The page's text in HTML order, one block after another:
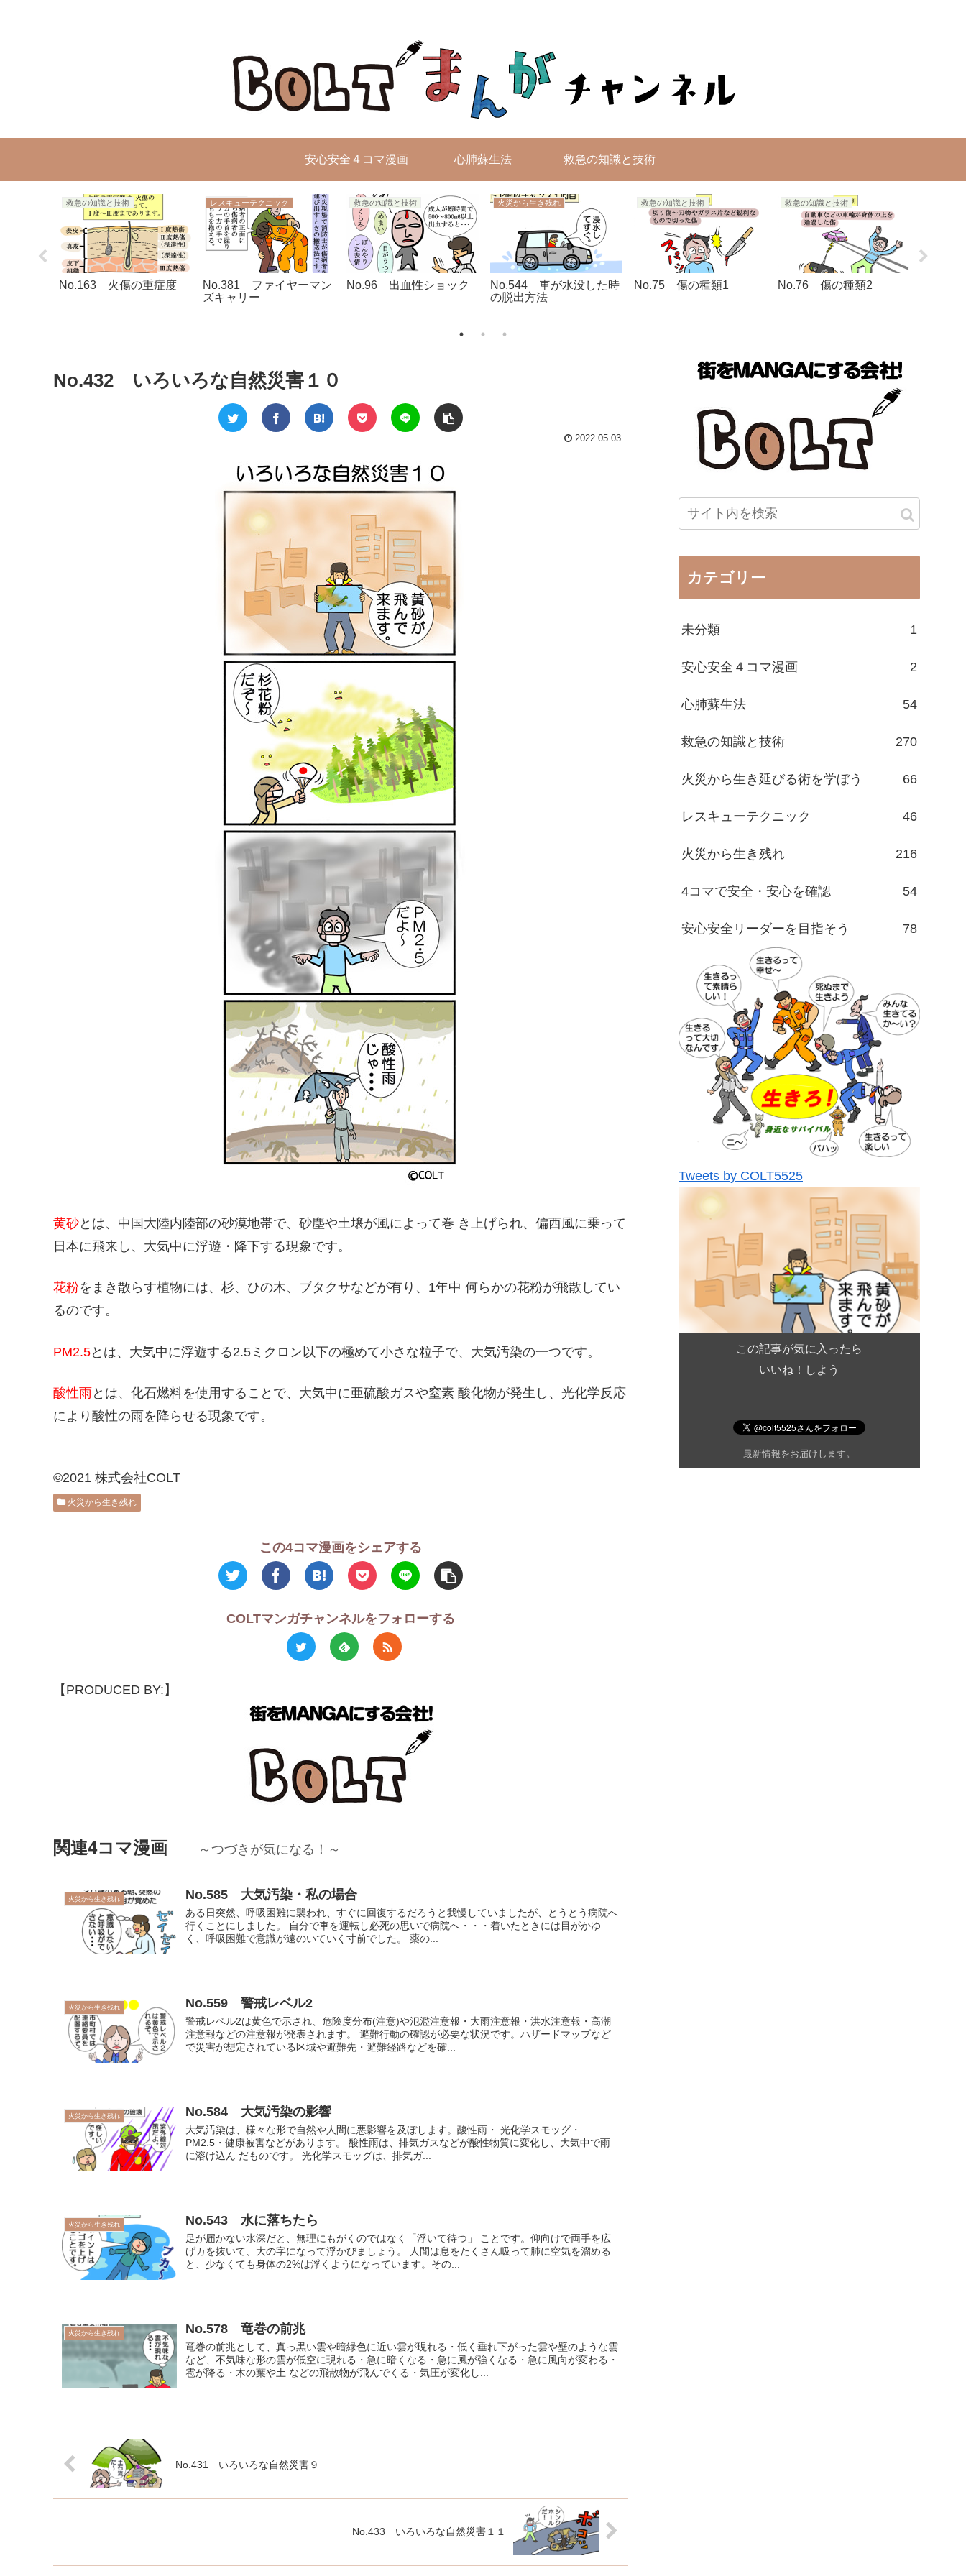
安心安全４コマ漫画 心肺蘇生法 救急の知識と技術
救急の知識と技術
No.163 火傷の重症度
レスキューテクニック
No.381 ファイヤーマン
ズキャリー
救急の知識と技術
No.96 出血性ショック
火災から生き残れ
No.544 車が水没した時
の脱出方法
救急の知識と技術
No.75 傷の種類1
救急の知識と技術
No.76 傷の種類2
No.432 いろいろな自然災害１０
2022.05.03
黄砂とは、中国大陸内陸部の砂漠地帯で、砂塵や土壌が風によって巻 き上げられ、偏西風に乗って
日本に飛来し、大気中に浮遊・降下する現象です。
花粉をまき散らす植物には、杉、ひの木、ブタクサなどが有り、1年中 何らかの花粉が飛散してい
るのです。
PM2.5とは、大気中に浮遊する2.5ミクロン以下の極めて小さな粒子で、大気汚染の一つです。
酸性雨とは、化石燃料を使用することで、大気中に亜硫酸ガスや窒素 酸化物が発生し、光化学反応
により酸性の雨を降らせる現象です。
©2021 株式会社COLT
火災から生き残れ
この4コマ漫画をシェアする
COLTマンガチャンネルをフォローする
【PRODUCED BY:】
関連4コマ漫画 ～つづきが気になる！～
火災から生き残れ No.585 大気汚染・私の場合
ある日突然、呼吸困難に襲われ、すぐに回復するだろうと我慢していましたが、とうとう病院へ
行くことにしました。 自分で車を運転し必死の思いで病院へ・・・着いたときには目がかゆ
く、呼吸困難で意識が遠のいていく寸前でした。 薬の...
火災から生き残れ No.559 警戒レベル2
警戒レベル2は黄色で示され、危険度分布(注意)や氾濫注意報・大雨注意報・洪水注意報・高潮
注意報などの注意報が発表されます。 避難行動の確認が必要な状況です。ハザードマップなど
で災害が想定されている区域や避難先・避難経路などを確...
火災から生き残れ No.584 大気汚染の影響
大気汚染は、様々な形で自然や人間に悪影響を及ぼします。酸性雨・ 光化学スモッグ・
PM2.5・健康被害などがあります。 酸性雨は、排気ガスなどが酸性物質に変化し、大気中で雨
に溶け込ん だものです。 光化学スモッグは、排気ガ...
火災から生き残れ No.543 水に落ちたら
足が届かない水深だと、無理にもがくのではなく「浮いて待つ」 ことです。仰向けで両手を広
げカを抜いて、大の字になって浮かびましょう。 人間は息をたくさん吸って肺に空気を溜める
と、少なくても身体の2%は浮くようになっています。その...
火災から生き残れ No.578 竜巻の前兆
竜巻の前兆として、真っ黒い雲や暗緑色に近い雲が現れる・低く垂れ下がった雲や壁のような雲
など、不気味な形の雲が低空に現れる・急に暗くなる・急に風が強くなる・急に風向が変わる・
雹が降る・木の葉や土 などの飛散物が飛んでくる・気圧が変化し...
No.431 いろいろな自然災害９
No.433 いろいろな自然災害１１
カテゴリー
未分類 1
安心安全４コマ漫画 2
心肺蘇生法 54
救急の知識と技術 270
火災から生き延びる術を学ぼう 66
レスキューテクニック 46
火災から生き残れ 216
4コマで安全・安心を確認 54
安心安全リーダーを目指そう 78
Tweets by COLT5525
この記事が気に入ったら
いいね！しよう
最新情報をお届けします。